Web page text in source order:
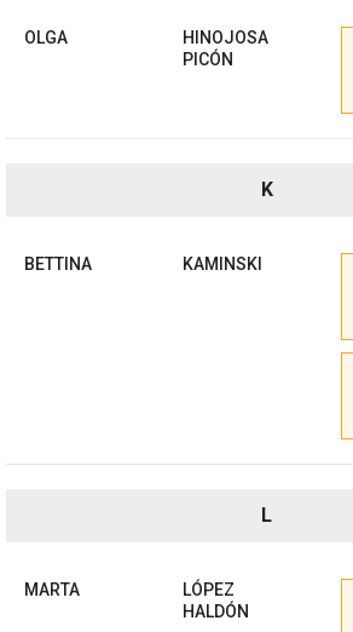
OLGA
HINOJOSA
PICÓN
K
BETTINA KAMINSKI
L
MARTA
LÓPEZ
HALDÓN